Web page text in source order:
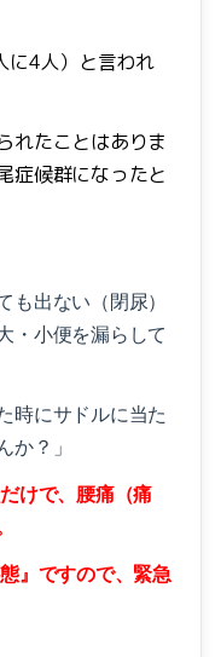
に4人）と言われ
れたことはありま
症候群になったと
も出ない（閉尿）
・小便を漏らして
時にサドルに当た
か？」
けで、腰痛（痛
』ですので、緊急